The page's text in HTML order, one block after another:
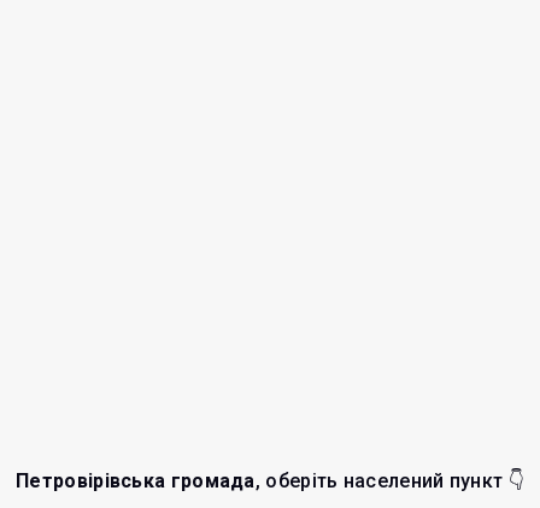
Петровірівська громада, оберіть населений пункт 👇